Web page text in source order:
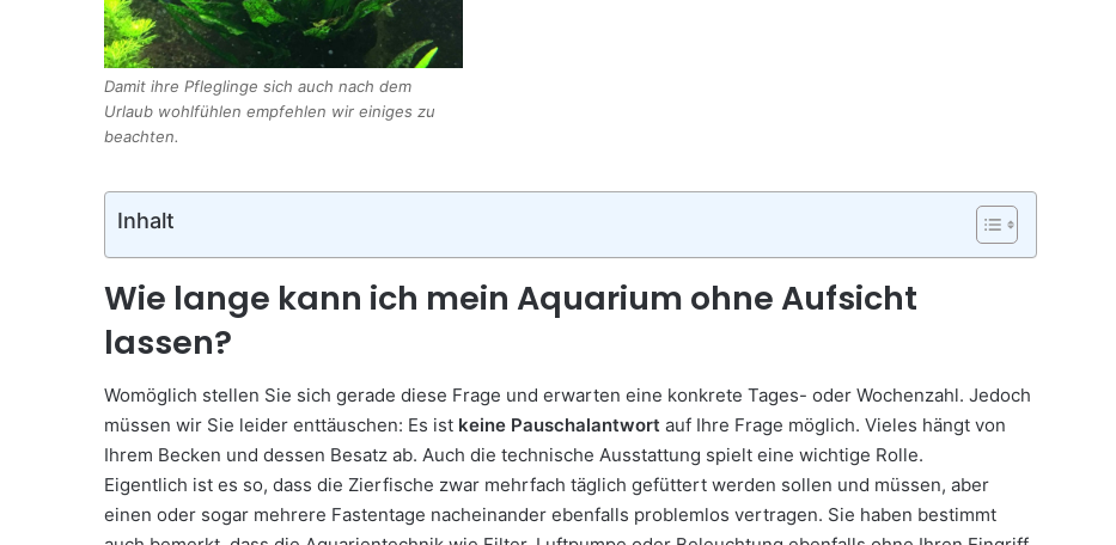
Damit ihre Pfleglinge sich auch nach dem
Urlaub wohlfühlen empfehlen wir einiges zu
beachten.
Inhalt
Wie lange kann ich mein Aquarium ohne Aufsicht
lassen?
Womöglich stellen Sie sich gerade diese Frage und erwarten eine konkrete Tages- oder Wochenzahl. Jedoch
müssen wir Sie leider enttäuschen: Es ist keine Pauschalantwort auf Ihre Frage möglich. Vieles hängt von
Ihrem Becken und dessen Besatz ab. Auch die technische Ausstattung spielt eine wichtige Rolle.
Eigentlich ist es so, dass die Zierfische zwar mehrfach täglich gefüttert werden sollen und müssen, aber
einen oder sogar mehrere Fastentage nacheinander ebenfalls problemlos vertragen. Sie haben bestimmt